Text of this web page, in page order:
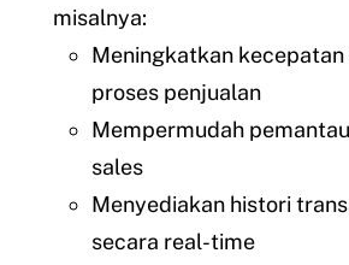
misalnya:
Meningkatkan kecepatan
proses penjualan
Mempermudah
sales
Menyediakan histori
secara real-time